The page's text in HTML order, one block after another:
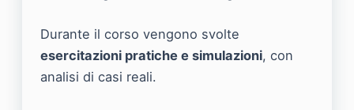
Durante il corso vengono svolte
esercitazioni pratiche e simulazioni, con
analisi di casi reali.